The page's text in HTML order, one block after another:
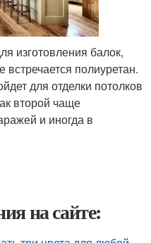
изготовления балок,
полиуретан.
для отделки потолков
второй чаще
и иногда в
на сайте: